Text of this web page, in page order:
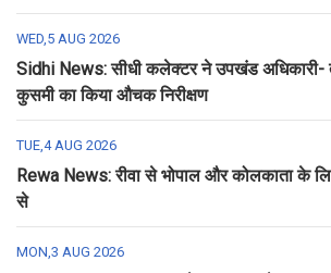
WED,5 AUG 2026
Sidhi News: सीधी कलेक्टर ने उपखंड अधिकारी-
कुसमी का किया औचक निरीक्षण
TUE,4 AUG 2026
Rewa News: रीवा से भोपाल और कोलकाता के
से
MON,3 AUG 2026